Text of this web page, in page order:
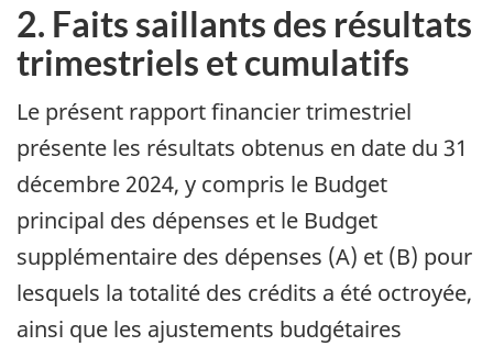
2. Faits saillants des résultats
trimestriels et cumulatifs
Le présent rapport financier trimestriel
présente les résultats obtenus en date du 31
décembre 2024, y compris le Budget
principal des dépenses et le Budget
supplémentaire des dépenses (A) et (B) pour
lesquels la totalité des crédits a été octroyée,
ainsi que les ajustements budgétaires